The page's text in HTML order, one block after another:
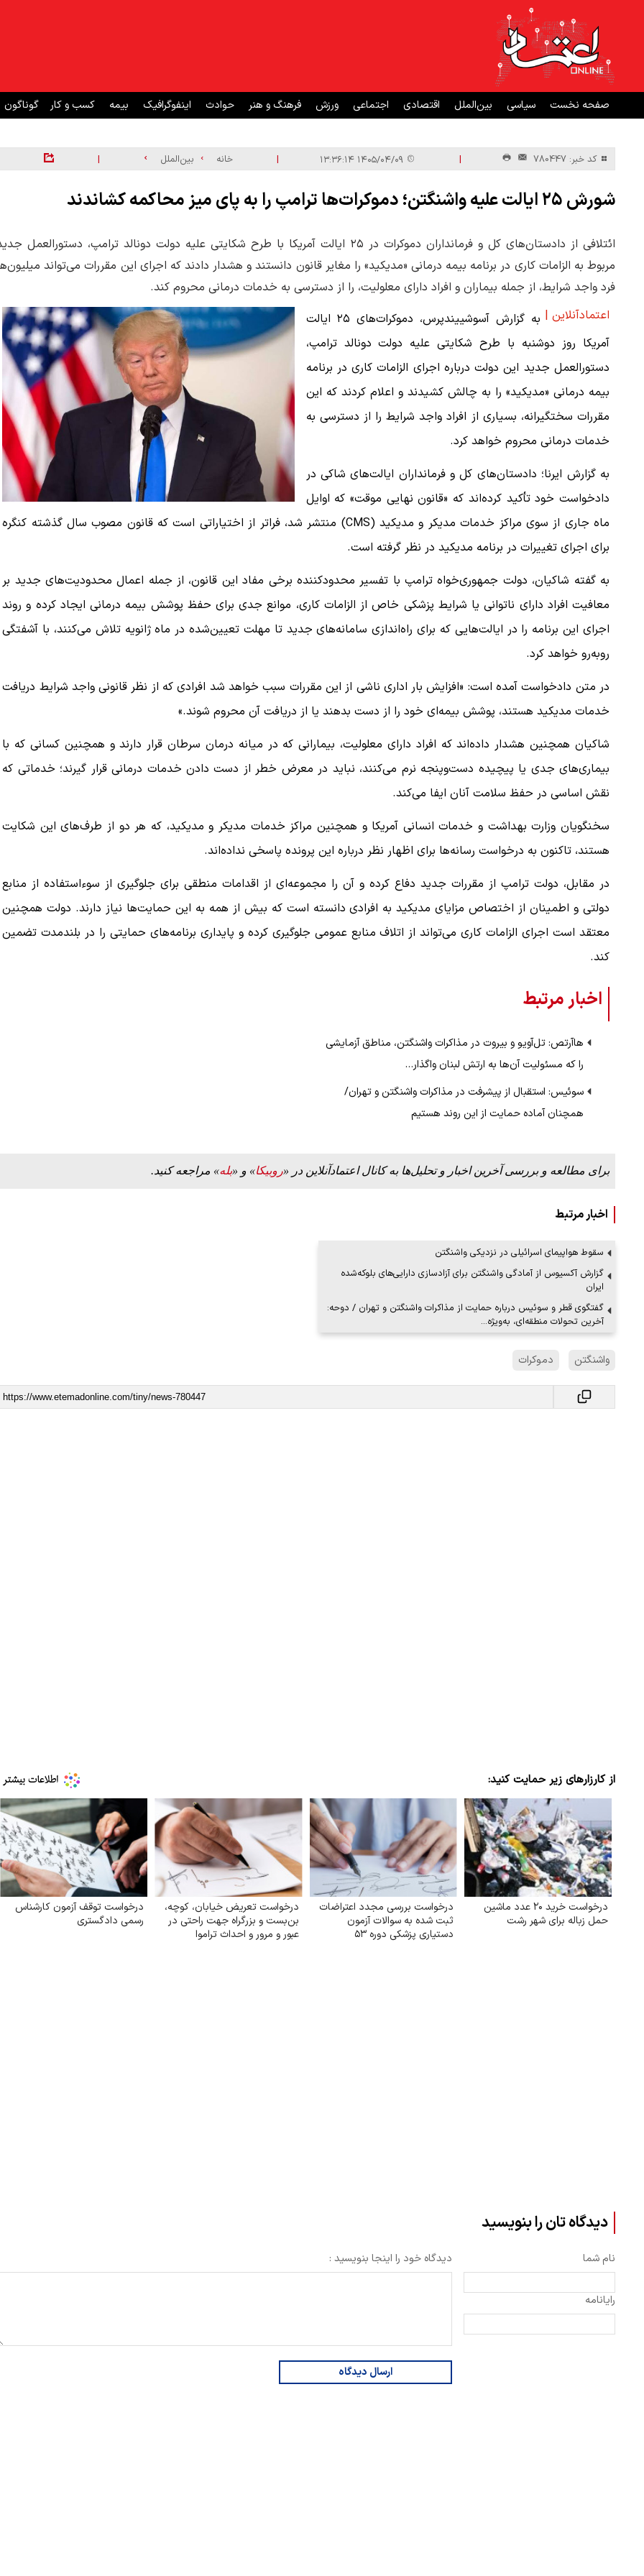
صفحه نخست سیاسی بین‌الملل اقتصادی اجتماعی ورزش فرهنگ و هنر حوادث اینفوگرافیک بیمه کسب و کار گوناگون
کد خبر: 780447 | ۱۴۰۵/۰۴/۰۹ ۱۳:۳۶:۱۴ | خانه بین‌الملل |
شورش ۲۵ ایالت علیه واشنگتن؛ دموکرات‌ها ترامپ را به پای میز محاکمه کشاندند
ائتلافی از دادستان‌های کل و فرمانداران دموکرات در ۲۵ ایالت آمریکا با طرح شکایتی علیه دولت دونالد ترامپ، دستورالعمل
مربوط به الزامات کاری در برنامه بیمه درمانی «مدیکید» را مغایر قانون دانستند و هشدار دادند که اجرای این مقررات می‌تواند
فرد واجد شرایط، از جمله بیماران و افراد دارای معلولیت، را از دسترسی به خدمات درمانی محروم کند.
اعتمادآنلاین |
به گزارش آسوشییندپرس، دموکرات‌های ۲۵ ایالت
آمریکا روز دوشنبه با طرح شکایتی علیه دولت دونالد ترامپ،
دستورالعمل جدید این دولت درباره اجرای الزامات کاری در برنامه
بیمه درمانی «مدیکید» را به چالش کشیدند و اعلام کردند که این
مقررات سختگیرانه، بسیاری از افراد واجد شرایط را از دسترسی به
خدمات درمانی محروم خواهد کرد.
به گزارش ایرنا؛ دادستان‌های کل و فرمانداران ایالت‌های شاکی در
دادخواست خود تأکید کرده‌اند که «قانون نهایی موقت» که اوایل
ماه جاری از سوی مراکز خدمات مدیکر و مدیکید (CMS) منتشر شد، فراتر از اختیاراتی است که قانون مصوب سال گذشته کنگره
برای اجرای تغییرات در برنامه مدیکید در نظر گرفته است.
به گفته شاکیان، دولت جمهوری‌خواه ترامپ با تفسیر محدودکننده برخی مفاد این قانون، از جمله اعمال محدودیت‌های جدید بر
معافیت افراد دارای ناتوانی یا شرایط پزشکی خاص از الزامات کاری، موانع جدی برای حفظ پوشش بیمه درمانی ایجاد کرده و روند
اجرای این برنامه را در ایالت‌هایی که برای راه‌اندازی سامانه‌های جدید تا مهلت تعیین‌شده در ماه ژانویه تلاش می‌کنند، با آشفتگی
روبه‌رو خواهد کرد.
در متن دادخواست آمده است: «افزایش بار اداری ناشی از این مقررات سبب خواهد شد افرادی که از نظر قانونی واجد شرایط دریافت
خدمات مدیکید هستند، پوشش بیمه‌ای خود را از دست بدهند یا از دریافت آن محروم شوند.»
شاکیان همچنین هشدار داده‌اند که افراد دارای معلولیت، بیمارانی که در میانه درمان سرطان قرار دارند و همچنین کسانی که با
بیماری‌های جدی یا پیچیده دست‌وپنجه نرم می‌کنند، نباید در معرض خطر از دست دادن خدمات درمانی قرار گیرند؛ خدماتی که
نقش اساسی در حفظ سلامت آنان ایفا می‌کند.
سخنگویان وزارت بهداشت و خدمات انسانی آمریکا و همچنین مراکز خدمات مدیکر و مدیکید، که هر دو از طرف‌های این شکایت
هستند، تاکنون به درخواست رسانه‌ها برای اظهار نظر درباره این پرونده پاسخی نداده‌اند.
در مقابل، دولت ترامپ از مقررات جدید دفاع کرده و آن را مجموعه‌ای از اقدامات منطقی برای جلوگیری از سوءاستفاده از منابع
دولتی و اطمینان از اختصاص مزایای مدیکید به افرادی دانسته است که بیش از همه به این حمایت‌ها نیاز دارند. دولت همچنین
معتقد است اجرای الزامات کاری می‌تواند از اتلاف منابع عمومی جلوگیری کرده و پایداری برنامه‌های حمایتی را در بلندمدت تضمین
کند.
اخبار مرتبط
هاآرتص: تل‌آویو و بیروت در مذاکرات واشنگتن، مناطق آزمایشی
را که مسئولیت آن‌ها به ارتش لبنان واگذار…
سوئیس: استقبال از پیشرفت در مذاکرات واشنگتن و تهران/
همچنان آماده حمایت از این روند هستیم
برای مطالعه و بررسی آخرین اخبار و تحلیل‌ها به کانال اعتمادآنلاین در «روبیکا» و «بله» مراجعه کنید.
اخبار مرتبط
سقوط هواپیمای اسرائیلی در نزدیکی واشنگتن
گزارش آکسیوس از آمادگی واشنگتن برای آزادسازی دارایی‌های بلوکه‌شده
ایران
گفتگوی قطر و سوئیس درباره حمایت از مذاکرات واشنگتن و تهران / دوحه:
آخرین تحولات منطقه‌ای، به‌ویژه…
واشنگتن دموکرات
از کارزارهای زیر حمایت کنید:
درخواست خرید ۲۰ عدد ماشین
حمل زباله برای شهر رشت
درخواست بررسی مجدد اعتراضات
ثبت شده به سوالات آزمون
دستیاری پزشکی دوره ۵۳
درخواست تعریض خیابان، کوچه،
بن‌بست و بزرگراه جهت راحتی در
عبور و مرور و احداث تراموا
درخواست توقف آزمون کارشناس
رسمی دادگستری
دیدگاه تان را بنویسید
نام شما
رایانامه
دیدگاه خود را اینجا بنویسید :
ارسال دیدگاه
به عادل
رهبری
۱۴ مرداد ۱۴۰۵